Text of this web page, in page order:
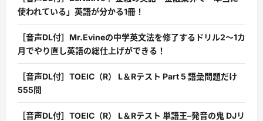
使われている」英語が分かる1冊！
［音声DL付］Mr.Evineの中学英文法を修了するドリル2〜1カ
月でやり直し英語の総仕上げができる！
［音声DL付］TOEIC（R） L＆Rテスト Part 5 語彙問題だけ
555問
［音声DL付］TOEIC（R） L＆Rテスト 単語王–発音の鬼 DJリ